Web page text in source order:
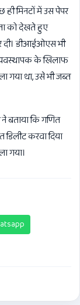
मिनटों में उस पेपर
को देखते हुए
दी। डीआईओएस भी
के खिलाफ
गया था, उसे भी जब्त
बताया कि गणित
करवा दिया
गया।